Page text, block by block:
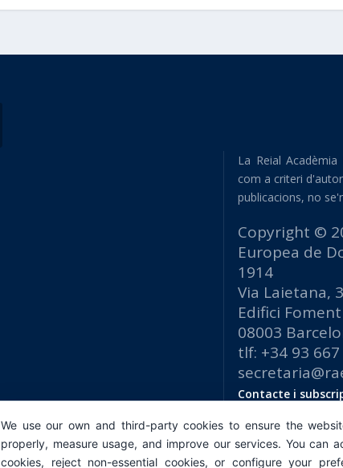
La Reial
com a criteri
publicacions, no
Copyright ©
Europea de
1914
Via Laietana,
Edifici
08003
tlf: +34 93
Contacte i
We use our own and third-party cookies to ensure the
properly, measure usage, and improve our services. You can
cookies, reject non-essential cookies, or configure your